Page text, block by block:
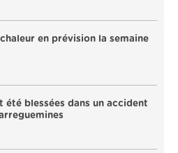
en prévision la semaine
été blessées dans un accident